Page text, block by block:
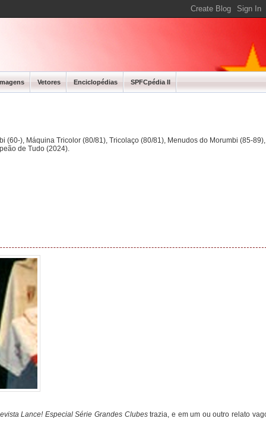
Vetores Enciclopédias SPFCpédia II
), Máquina Tricolor (80/81), Tricolaço (80/81), Menudos do Morumbi (85-
de Tudo (2024).
Lance! Especial Série Grandes Clubestrazia, e em um ou outro relato